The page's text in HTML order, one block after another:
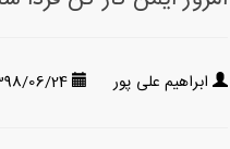
ابراهیم علی پور 06/24